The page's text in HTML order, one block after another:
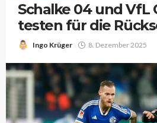
Schalke 04 und VfL
testen für die
Ingo Krüger 8. Dezember 2025